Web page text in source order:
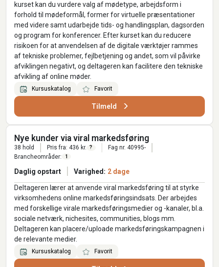
kurset kan du vurdere valg af mødetype, arbejdsform i
forhold til mødeformål, former for virtuelle præsentationer
med videre samt udarbejde tids- og handlingsplan, dagsorden
og program for konferencer. Efter kurset kan du reducere
risikoen for at anvendelsen af de digitale værktøjer rammes
af tekniske problemer, fejlbetjening og andet, som vil påvirke
afviklingen negativt, og deltageren kan facilitere den tekniske
afvikling af online møder.
Kursuskatalog Favorit
Tilmeld
Nye kunder via viral markedsføring
38 hold Pris fra: 436 kr. ?
Fag nr. 40995-
Brancheområder:
1
Daglig opstart Varighed: 2 dage
Deltageren lærer at anvende viral markedsføring til at styrke
virksomhedens online markedsføringsindsats. Der arbejdes
med forskellige virale markedsføringsmedier og -kanaler, bl.a.
sociale netværk, nichesites, communities, blogs mm.
Deltageren kan placere/uploade markedsføringskampagnen i
de relevante medier.
Kursuskatalog Favorit